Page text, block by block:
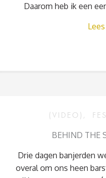
Daarom heb ik een
(VIDEO) ,
BEHIND THE
Drie dagen banjerden
overal om ons heen